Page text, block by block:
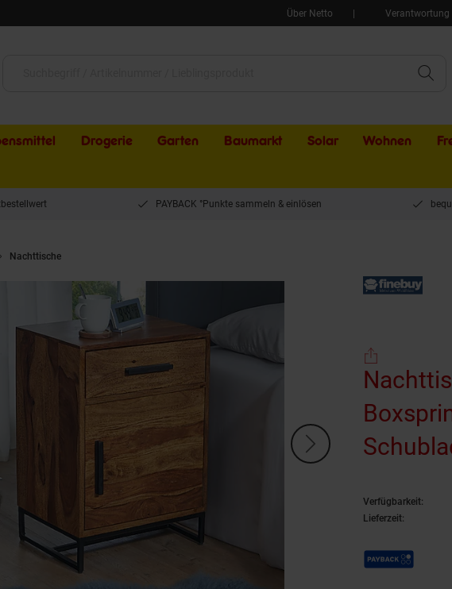
Über Netto Verantwortung
Drogerie Garten Baumarkt Solar Wohnen
PAYBACK °Punkte sammeln & einlösen
Nachttische
Verfügbarkeit:
Lieferzeit:
Payback Punkte